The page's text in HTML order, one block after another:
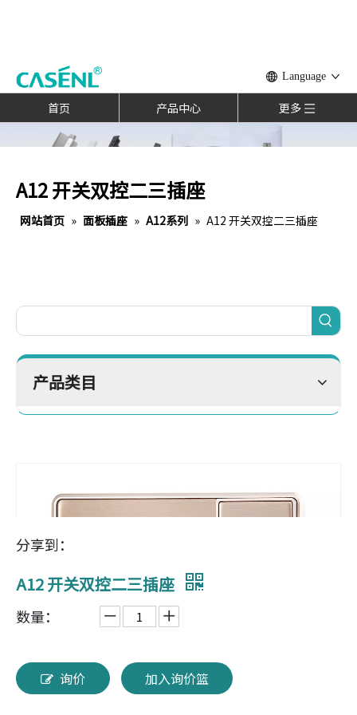
Language
首页 产品中心 更多
A12 开关双控二三插座
网站首页 » 面板插座 » A12系列 » A12 开关双控二三插座
产品类目
分享到：
A12 开关双控二三插座
数量：
询价 加入询价篮